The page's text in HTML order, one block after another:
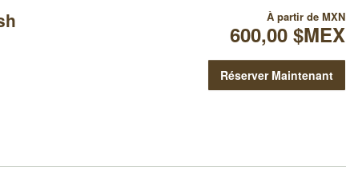
À partir de MXN
600,00 $MEX
Réserver Maintenant